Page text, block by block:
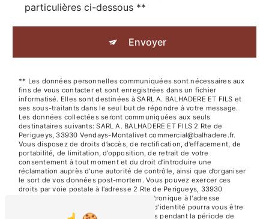
particulières ci-dessous **
Envoyer
** Les données personnelles communiquées sont nécessaires aux
fins de vous contacter et sont enregistrées dans un fichier
informatisé. Elles sont destinées à SARL A. BALHADERE ET FILS et
ses sous-traitants dans le seul but de répondre à votre message.
Les données collectées seront communiquées aux seuls
destinataires suivants: SARL A. BALHADERE ET FILS 2 Rte de
Perigueys, 33930 Vendays-Montalivet commercial@balhadere.fr.
Vous disposez de droits d’accès, de rectification, d’effacement, de
portabilité, de limitation, d’opposition, de retrait de votre
consentement à tout moment et du droit d’introduire une
réclamation auprès d’une autorité de contrôle, ainsi que d’organiser
le sort de vos données post-mortem. Vous pouvez exercer ces
droits par voie postale à l'adresse 2 Rte de Perigueys, 33930
Vendays-Montalivet ou par courrier électronique à l'adresse
commercial@balhadere.fr. Un justificatif d'identité pourra vous être
demandé. Nous conservons vos données pendant la période de